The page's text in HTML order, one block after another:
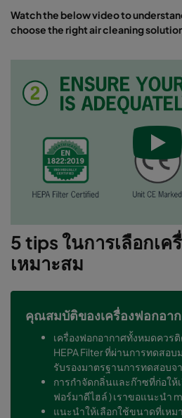
Watch the below video to
choose the right air cleaning
5 tips ในการเลือกเ
เหมาะสม
คุณสมบัติของเครื่องฟอกอา
เครื่องฟอกอากาศทั้งหมดควร
HEPA Filter ที่ผ่านการทดสอ
รับรองมาตรฐานการทดสอบจ
การกำจัดกลิ่นและก๊าซที่ก่อให้
ฟอร์มาดีไฮล์ ) เราขอแนะนำ
แนะนำให้เลือกใช้ขนาดที่เหม